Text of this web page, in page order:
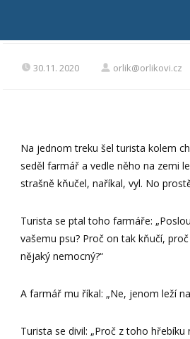
30.11. 2020 orlik@orlikovi.cz
Na jednom treku šel turista kolem
seděl farmář a vedle něho na zemi
strašně kňučel, naříkal, vyl. No
Turista se ptal toho farmáře:
vašemu psu? Proč on tak kňučí,
nějaký nemocný?“
A farmář mu říkal: „Ne, jenom leží
Turista se divil: „Proč z toho hřebíku